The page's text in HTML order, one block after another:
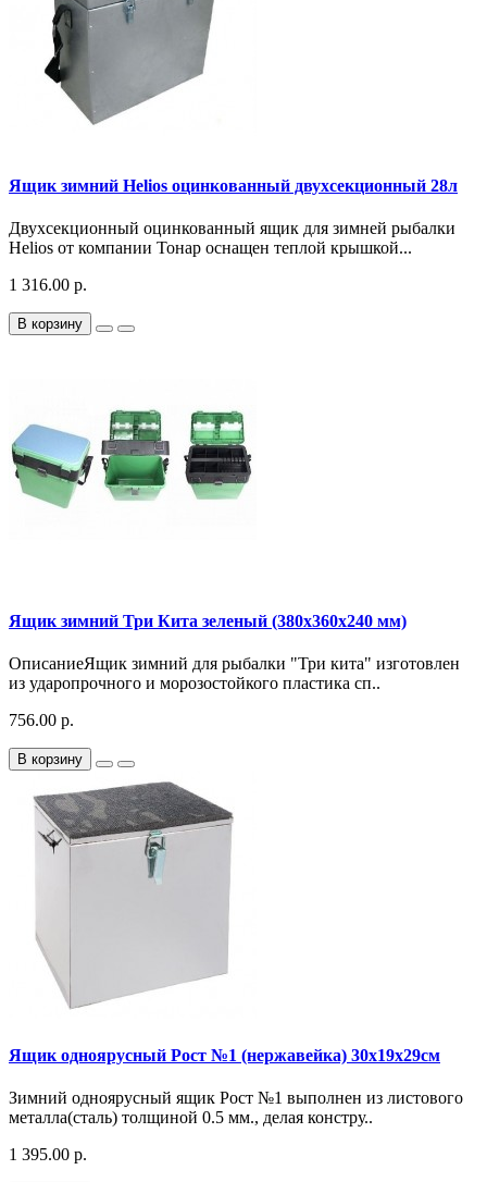
Ящик зимний Helios оцинкованный двухсекционный 28л
Двухсекционный оцинкованный ящик для зимней рыбалки
Helios от компании Тонар оснащен теплой крышкой...
1 316.00 р.
В корзину
Ящик зимний Три Кита зеленый (380x360x240 мм)
ОписаниеЯщик зимний для рыбалки "Три кита" изготовлен
из ударопрочного и морозостойкого пластика сп..
756.00 р.
В корзину
Ящик одноярусный Рост №1 (нержавейка) 30x19x29см
Зимний одноярусный ящик Рост №1 выполнен из листового
металла(сталь) толщиной 0.5 мм., делая констру..
1 395.00 р.